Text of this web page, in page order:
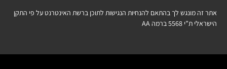
אתר זה מונגש לך בהתאם להנחיות הנגישות לתוכן ברשת האינטרנט על פי התקן
הישראלי ת”י 5568 ברמה AA